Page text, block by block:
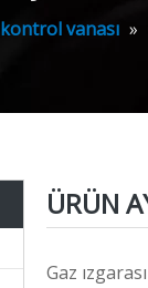
vanası »
ÜRÜN
Gaz